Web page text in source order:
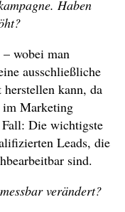
Haben
wobei man
ausschließliche
kann, da
im Marketing
Die wichtigste
Leads, die
sind.
verändert?